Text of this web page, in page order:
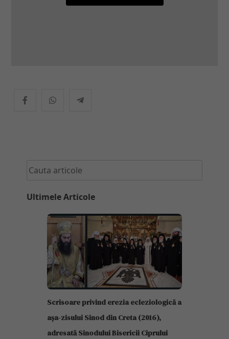
Ultimele Articole
Scrisoare privind erezia ecleziologică a
așa-zisului Sinod din Creta (2016),
adresată Sinodului Bisericii Ciprului